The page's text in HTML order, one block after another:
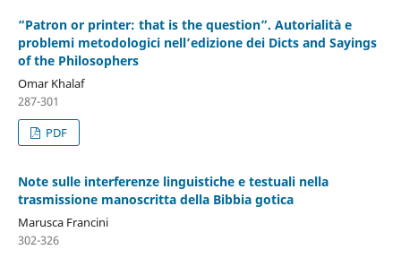
“Patron or printer: that is the question”. Autorialità e
problemi metodologici nell’edizione dei Dicts and Sayings
of the Philosophers
Omar Khalaf
287-301
PDF
Note sulle interferenze linguistiche e testuali nella
trasmissione manoscritta della Bibbia gotica
Marusca Francini
302-326